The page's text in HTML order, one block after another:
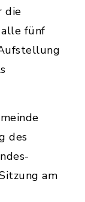
die
alle fünf
des
am